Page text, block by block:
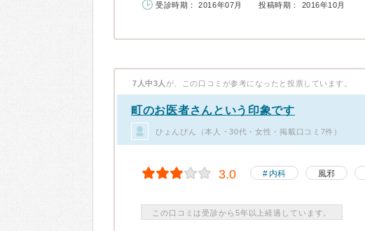
受診時期： 2016年07月 投稿時期： 2016年10月
7人中3人 が、この口コミが参考になったと投票しています。
町のお医者さんという印象です
ひょんびん（本人・30代・女性・掲載口コミ7件）
3.0 内科 風邪
この口コミは受診から5年以上経過しています。